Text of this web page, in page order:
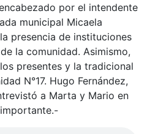
por el intendente
municipal Micaela
presencia de instituciones
la comunidad. Asimismo,
presentes y la tradicional
N°17. Hugo Fernández,
a Marta y Mario en